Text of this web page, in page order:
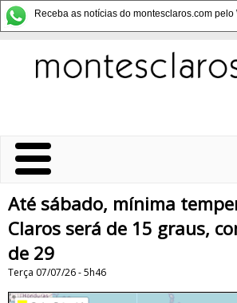
Receba as notícias do montesclaros.com pelo
Até sábado, mínima
Claros será de 15 graus,
de 29
Terça 07/07/26 - 5h46